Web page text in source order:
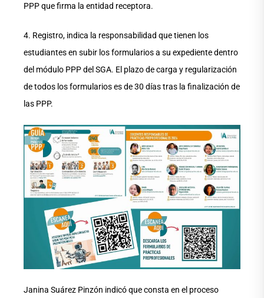
PPP que firma la entidad receptora.
4. Registro, indica la responsabilidad que tienen los
estudiantes en subir los formularios a su expediente dentro
del módulo PPP del SGA. El plazo de carga y regularización
de todos los formularios es de 30 días tras la finalización de
las PPP.
Janina Suárez Pinzón indicó que consta en el proceso